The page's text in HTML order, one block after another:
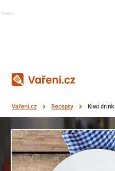
Reklama
Vaření.cz Recepty Kiwi drink